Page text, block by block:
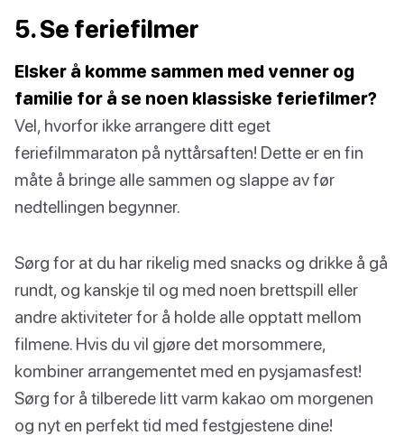
5. Se feriefilmer
Elsker å komme sammen med venner og
familie for å se noen klassiske feriefilmer?
Vel, hvorfor ikke arrangere ditt eget
feriefilmmaraton på nyttårsaften! Dette er en fin
måte å bringe alle sammen og slappe av før
nedtellingen begynner.
Sørg for at du har rikelig med snacks og drikke å gå
rundt, og kanskje til og med noen brettspill eller
andre aktiviteter for å holde alle opptatt mellom
filmene. Hvis du vil gjøre det morsommere,
kombiner arrangementet med en pysjamasfest!
Sørg for å tilberede litt varm kakao om morgenen
og nyt en perfekt tid med festgjestene dine!